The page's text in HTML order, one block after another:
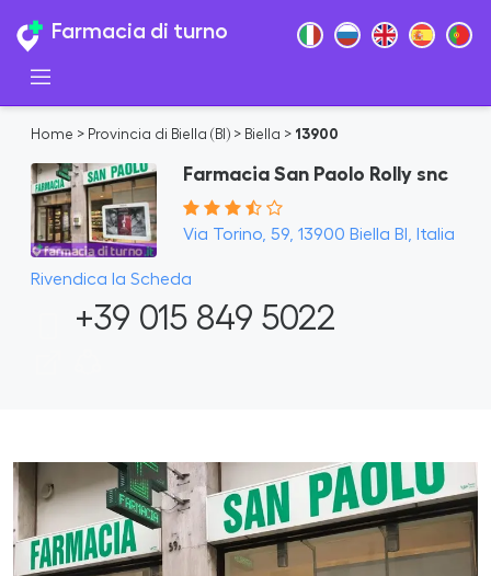
Farmacia di turno
Home > Provincia di Biella (BI) > Biella > 13900
Farmacia San Paolo Rolly snc
Via Torino, 59, 13900 Biella BI, Italia
Rivendica la Scheda
+39 015 849 5022